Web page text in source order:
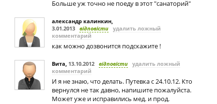
Больше уж точно не поеду в этот "санаторий"
александр калинкин,
3.01.2013 відповісти удалить ложный
комментарий
как можно дозвонится подскажите !
Вита, 13.10.2012 відповісти удалить ложный
комментарий
И я не знаю, что делать. Путевка с 24.10.12. Кто
вернулся не так давно, напишите пожалуйста.
Может уже и исправились мед. и прод.